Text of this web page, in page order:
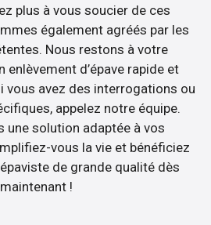
plus à vous soucier de ces
également agréés par les
Nous restons à votre
enlèvement d’épave rapide et
vous avez des interrogations ou
appelez notre équipe.
une solution adaptée à vos
vous la vie et bénéficiez
de grande qualité dès
maintenant !